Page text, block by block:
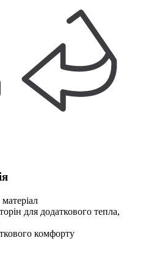
для додаткового тепла,
комфорту